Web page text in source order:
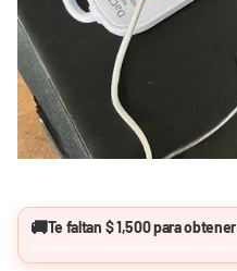
🚚Te faltan $ 1,500para obtener